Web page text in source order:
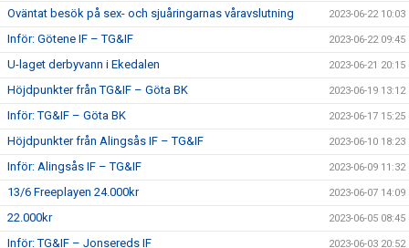
Oväntat besök på sex- och sjuåringarnas våravslutning 2023-06-22 10:03
Inför: Götene IF – TG&IF 2023-06-22 09:45
U-laget derbyvann i Ekedalen 2023-06-21 20:15
Höjdpunkter från TG&IF – Göta BK 2023-06-19 13:12
Inför: TG&IF – Göta BK 2023-06-17 15:25
Höjdpunkter från Alingsås IF – TG&IF 2023-06-10 18:23
Inför: Alingsås IF – TG&IF 2023-06-09 11:32
13/6 Freeplayen 24.000kr 2023-06-07 14:09
22.000kr 2023-06-05 08:45
Inför: TG&IF – Jonsereds IF 2023-06-03 20:52